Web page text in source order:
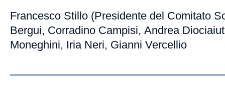
Francesco Stillo (Presidente del Comitato
Bergui, Corradino Campisi, Andrea
Moneghini, Iria Neri, Gianni Vercellio